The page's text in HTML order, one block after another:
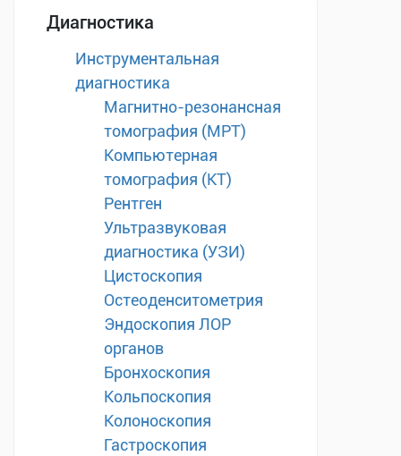
Диагностика
Инструментальная
диагностика
Магнитно-резонансная
томография (МРТ)
Компьютерная
томография (КТ)
Рентген
Ультразвуковая
диагностика (УЗИ)
Цистоскопия
Остеоденситометрия
Эндоскопия ЛОР
органов
Бронхоскопия
Кольпоскопия
Колоноскопия
Гастроскопия